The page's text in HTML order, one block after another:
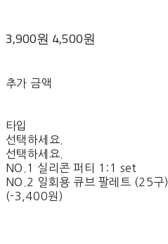
3,900원 4,500원
추가 금액
타입
선택하세요.
선택하세요.
NO.1 실리콘 퍼티 1:1 set
NO.2 일회용 큐브 팔레트 (25구)
(-3,400원)